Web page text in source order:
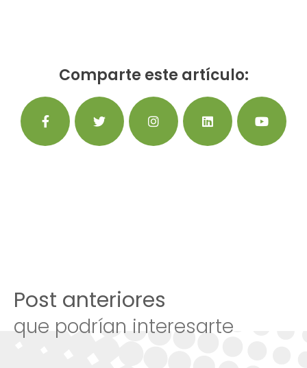
Comparte este artículo:
Post anteriores
que podrían interesarte